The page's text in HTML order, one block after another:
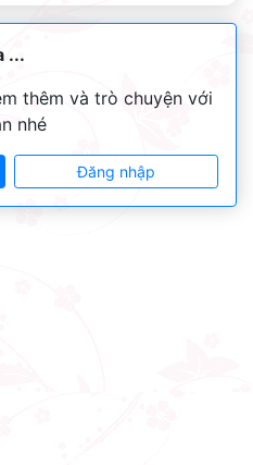
...
thêm và trò chuyện với
nhé
Đăng nhập